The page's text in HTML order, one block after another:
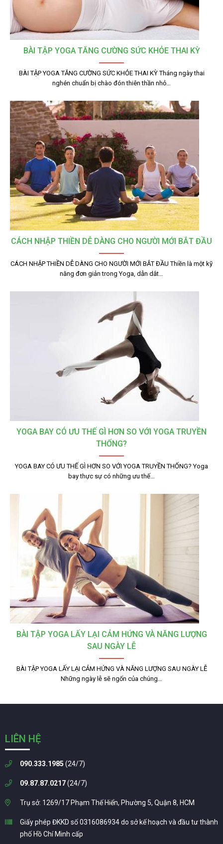
BÀI TẬP YOGA TĂNG CƯỜNG SỨC KHỎE THAI KỲ
BÀI TẬP YOGA TĂNG CƯỜNG SỨC KHỎE THAI KỲ Tháng ngày thai
nghén chuẩn bị chào đón thiên thần nhỏ…
CÁCH NHẬP THIỀN DỄ DÀNG CHO NGƯỜI MỚI BẮT ĐẦU
CÁCH NHẬP THIỀN DỄ DÀNG CHO NGƯỜI MỚI BẮT ĐẦU Thiền là một kỹ
năng đơn giản trong Yoga, dẫn dắt…
YOGA BAY CÓ ƯU THẾ GÌ HƠN SO VỚI YOGA TRUYỀN
THỐNG?
YOGA BAY CÓ ƯU THẾ GÌ HƠN SO VỚI YOGA TRUYỀN THỐNG? Yoga
bay thực sự có những ưu thế…
BÀI TẬP YOGA LẤY LẠI CẢM HỨNG VÀ NĂNG LƯỢNG
SAU NGÀY LỄ
BÀI TẬP YOGA LẤY LẠI CẢM HỨNG VÀ NĂNG LƯỢNG SAU NGÀY LỄ
Những ngày lễ sẽ ngốn của chúng…
LIÊN HỆ
090.333.1985 (24/7)
09.87.87.0217(24/7)
Trụ sở: 1269/17 Phạm Thế Hiển, Phường 5, Quận 8, HCM
Giấy phép ĐKKD số 0316086934 do sở kế hoạch và đầu tư thành
phố Hồ Chí Minh cấp